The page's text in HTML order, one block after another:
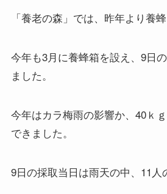
「養老の森」では、昨年より養
今年も3月に養蜂箱を設え、9日
ました。
今年はカラ梅雨の影響か、40ｋ
できました。
9日の採取当日は雨天の中、11人